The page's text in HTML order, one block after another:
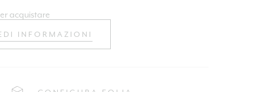
acquistare
INFORMAZIONI